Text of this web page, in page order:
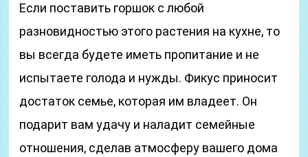
Если поставить горшок с любой
разновидностью этого растения на кухне, то
вы всегда будете иметь пропитание и не
испытаете голода и нужды. Фикус приносит
достаток семье, которая им владеет. Он
подарит вам удачу и наладит семейные
отношения, сделав атмосферу вашего дома